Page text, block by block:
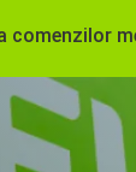
comenzilor